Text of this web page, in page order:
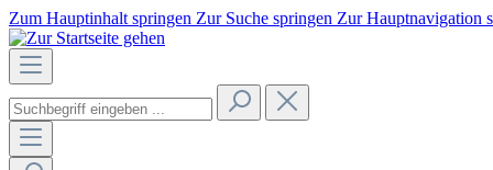
Zum Hauptinhalt springen Zur Suche springen Zur Hauptnavigation